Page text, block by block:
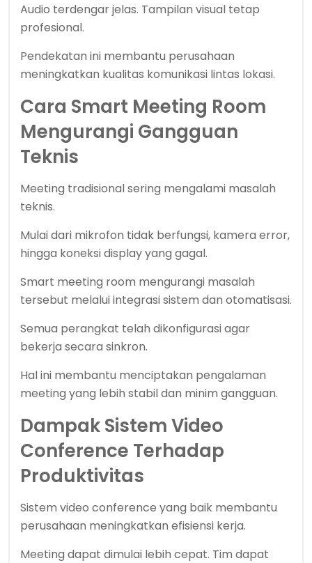
Audio terdengar jelas. Tampilan visual tetap
profesional.
Pendekatan ini membantu perusahaan
meningkatkan kualitas komunikasi lintas lokasi.
Cara Smart Meeting Room
Mengurangi Gangguan
Teknis
Meeting tradisional sering mengalami masalah
teknis.
Mulai dari mikrofon tidak berfungsi, kamera error,
hingga koneksi display yang gagal.
Smart meeting room mengurangi masalah
tersebut melalui integrasi sistem dan otomatisasi.
Semua perangkat telah dikonfigurasi agar
bekerja secara sinkron.
Hal ini membantu menciptakan pengalaman
meeting yang lebih stabil dan minim gangguan.
Dampak Sistem Video
Conference Terhadap
Produktivitas
Sistem video conference yang baik membantu
perusahaan meningkatkan efisiensi kerja.
Meeting dapat dimulai lebih cepat. Tim dapat